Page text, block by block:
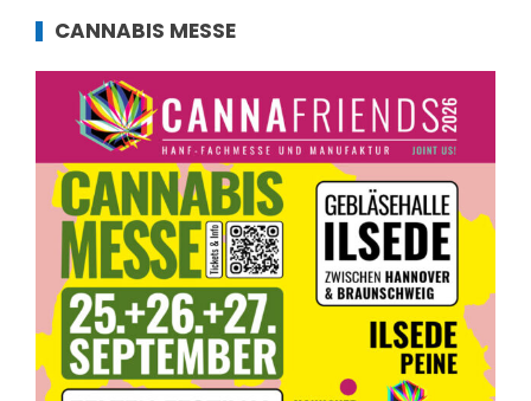
CANNABIS MESSE